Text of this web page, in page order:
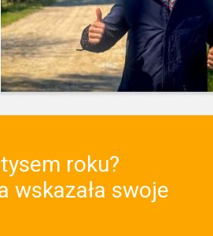
roku?
wskazała swoje